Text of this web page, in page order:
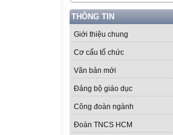
THÔNG TIN
Giới thiệu chung
Cơ cấu tổ chức
Văn bản mới
Đảng bộ giáo dục
Công đoàn ngành
Đoàn TNCS HCM